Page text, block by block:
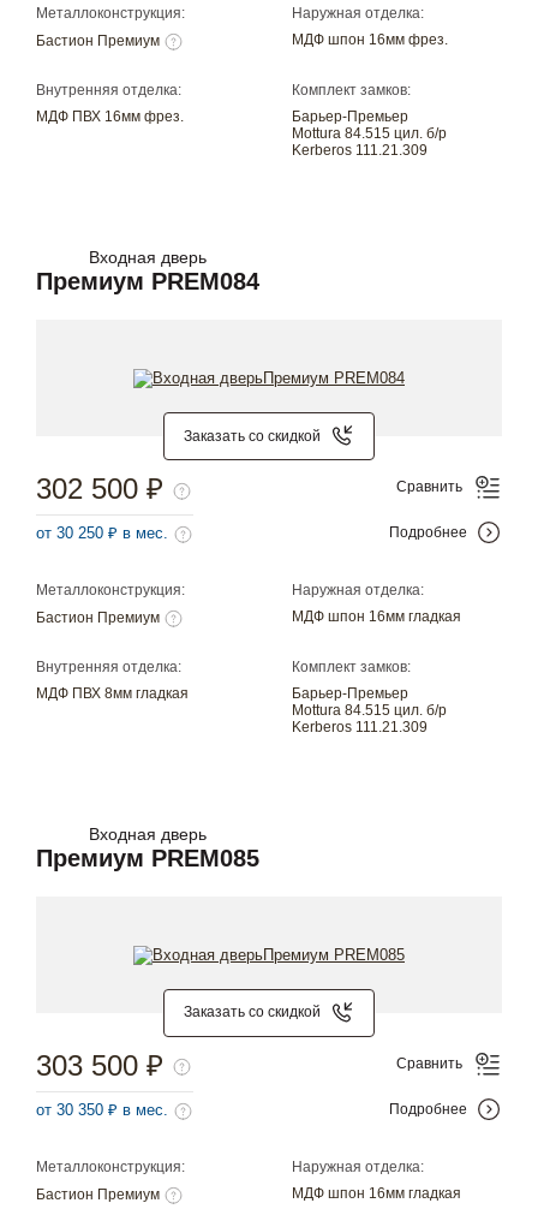
Металлоконструкция:
Бастион Премиум
Наружная отделка:
МДФ шпон 16мм фрез.
Внутренняя отделка:
МДФ ПВХ 16мм фрез.
Комплект замков:
Барьер-Премьер
Mottura 84.515 цил. б/р
Kerberos 111.21.309
Входная дверь
Премиум PREM084
Заказать со скидкой
Металлоконструкция:
Бастион Премиум
Наружная отделка:
МДФ шпон 16мм гладкая
Внутренняя отделка:
МДФ ПВХ 8мм гладкая
Комплект замков:
Барьер-Премьер
Mottura 84.515 цил. б/р
Kerberos 111.21.309
302 500 ₽
от 30 250 ₽ в мес.
Сравнить
Подробнее
Входная дверь
Премиум PREM085
Заказать со скидкой
Металлоконструкция:
Бастион Премиум
Наружная отделка:
МДФ шпон 16мм гладкая
303 500 ₽
от 30 350 ₽ в мес.
Сравнить
Подробнее